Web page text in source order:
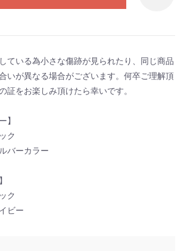
ている為小さな傷跡が見られたり、同じ商品
いが異なる場合がございます。何卒ご理解頂
証をお楽しみ頂けたら幸いです。
】
ク
バーカラー
ク
ビー